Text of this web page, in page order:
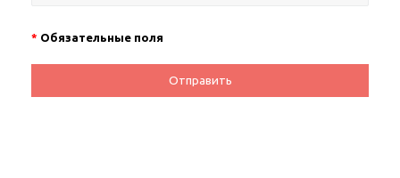
* Обязательные поля
Отправить